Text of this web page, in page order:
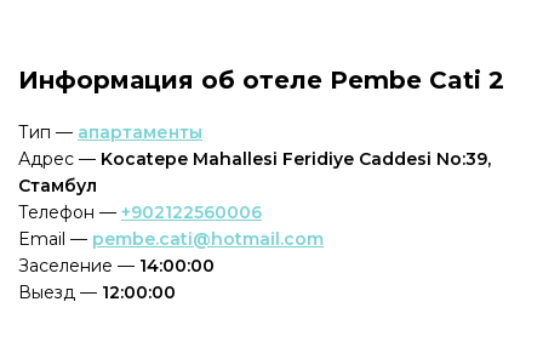
Информация об отеле Pembe Cati 2
Тип — апартаменты
Адрес — Kocatepe Mahallesi Feridiye Caddesi No:39,
Стамбул
Телефон — +902122560006
Email — pembe.cati@hotmail.com
Заселение — 14:00:00
Выезд — 12:00:00